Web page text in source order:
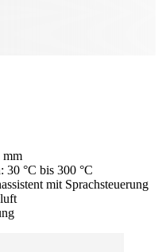
mm
30 °C bis 300 °C
mit Sprachsteuerung